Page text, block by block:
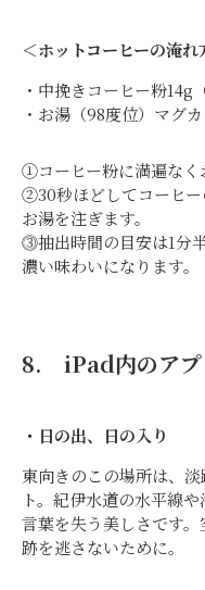
＜ホットコーヒーの淹れ
・中挽きコーヒー粉14g
・お湯（98度位）マグ
①コーヒー粉に満遍なく
②30秒ほどしてコーヒ
お湯を注ぎます。
⓷抽出時間の目安は1分
濃い味わいになります。
8. iPad内のアプ
・日の出、日の入り
東向きのこの場所は、
ト。紀伊水道の水平線
言葉を失う美しさです
跡を逃さないために。